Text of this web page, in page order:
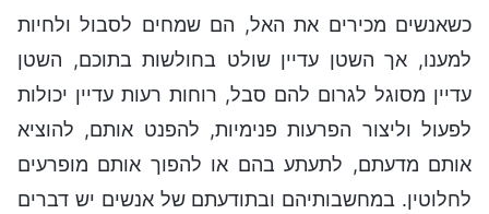
כשאנשים מכירים את האל, הם שמחים לסבול ולחיות
למענו, אך השטן עדיין שולט בחולשות בתוכם, השטן
עדיין מסוגל לגרום להם סבל, רוחות רעות עדיין יכולות
לפעול וליצור הפרעות פנימיות, להפנט אותם, להוציא
אותם מדעתם, לתעתע בהם או להפוך אותם מופרעים
לחלוטין. במחשבותיהם ובתודעתם של אנשים יש דברים